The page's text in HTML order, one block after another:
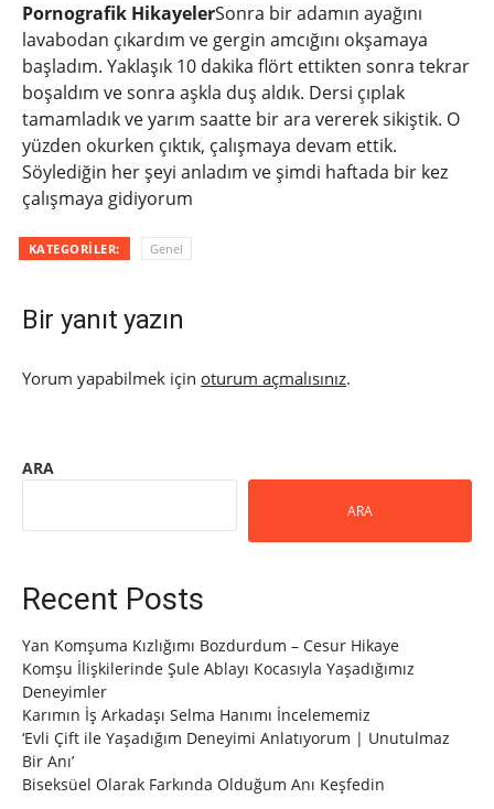
Pornografik HikayelerSonra bir adamın ayağını
lavabodan çıkardım ve gergin amcığını okşamaya
başladım. Yaklaşık 10 dakika flört ettikten sonra tekrar
boşaldım ve sonra aşkla duş aldık. Dersi çıplak
tamamladık ve yarım saatte bir ara vererek sikiştik. O
yüzden okurken çıktık, çalışmaya devam ettik.
Söylediğin her şeyi anladım ve şimdi haftada bir kez
çalışmaya gidiyorum
KATEGORILER: Genel
Bir yanıt yazın
Yorum yapabilmek için oturum açmalısınız.
ARA
ARA
Recent Posts
Yan Komşuma Kızlığımı Bozdurdum – Cesur Hikaye
Komşu İlişkilerinde Şule Ablayı Kocasıyla Yaşadığımız
Deneyimler
Karımın İş Arkadaşı Selma Hanımı İncelememiz
‘Evli Çift ile Yaşadığım Deneyimi Anlatıyorum | Unutulmaz
Bir Anı’
Biseksüel Olarak Farkında Olduğum Anı Keşfedin